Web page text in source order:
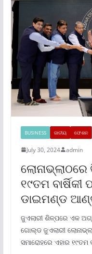
BUSINESS ଜାତୀୟ ଫେଶନ
July 30, 2024 admin
୧୯ତମ
ଡାଇମଣ୍ଡ
ଜୁଏଲାରୀ ଶିଳ୍ପରେ ଏକ
ଗୋଲ୍ଡ ଜୁଏଲାରୀ
ସମାରୋହରେ ଏହାର ୧୯ତମ